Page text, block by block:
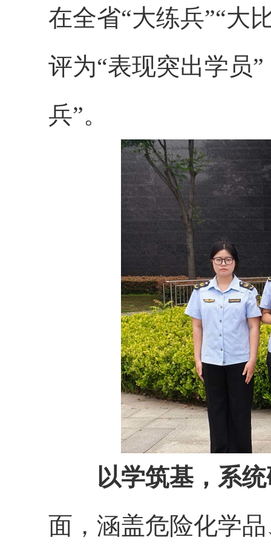
在全省“大练兵”“大
评为“表现突出学员”
兵”。
以学筑基，系
面，涵盖危险化学